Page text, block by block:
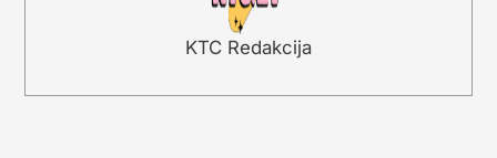
KTC Redakcija